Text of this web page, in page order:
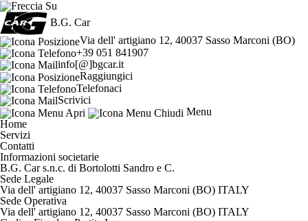
B.G. Car
Via dell' artigiano 12, 40037 Sasso Marconi (BO)
+39 051 841907
info[@]bgcar.it
Raggiungici
Telefonaci
Scrivici
Menu
Home
Servizi
Contatti
Informazioni societarie
B.G. Car s.n.c. di Bortolotti Sandro e C.
Sede Legale
Via dell' artigiano 12, 40037 Sasso Marconi (BO) ITALY
Sede Operativa
Via dell' artigiano 12, 40037 Sasso Marconi (BO) ITALY